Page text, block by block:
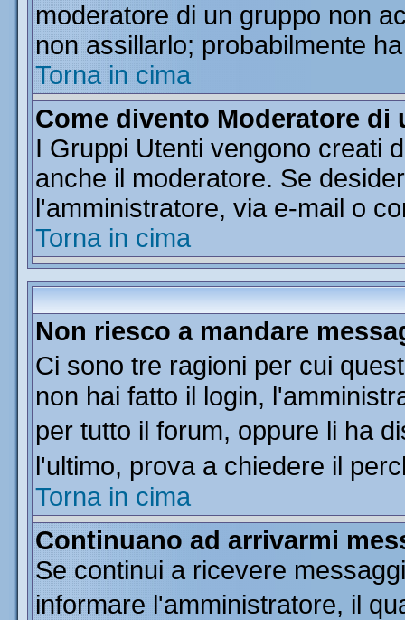
moderatore di un gruppo non
non assillarlo; probabilmente
Torna in cima
Come divento Moderatore di
I Gruppi Utenti vengono creati
anche il moderatore. Se
l'amministratore, via e-mail o
Torna in cima
Non riesco a mandare
Ci sono tre ragioni per cui
non hai fatto il login,
per tutto il forum, oppure li ha
l'ultimo, prova a chiedere il
Torna in cima
Continuano ad arrivarmi
Se continui a ricevere
informare l'amministratore, il